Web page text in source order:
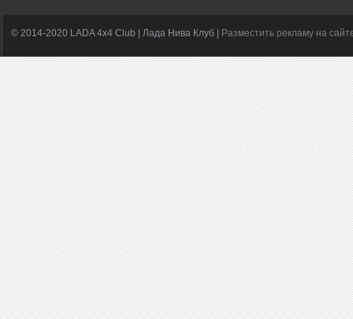
© 2014-2020 LADA 4x4 Club | Лада Нива Клуб | Разместить рекламу на